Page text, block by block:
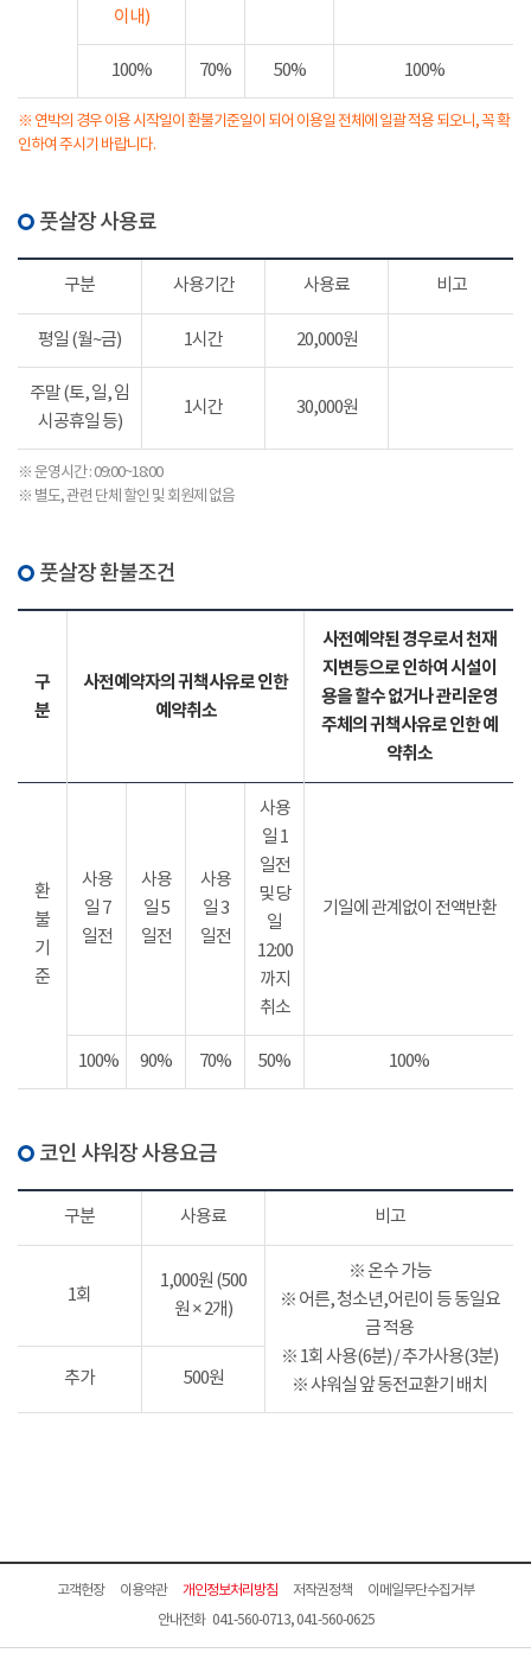
이내)
100% 70% 50% 100%
※ 연박의 경우 이용 시작일이 환불기준일이 되어 이용일 전체에 일괄 적용 되오니, 꼭 확
인하여 주시기 바랍니다.
풋살장 사용료
구분 사용기간 사용료 비고
평일 (월~금) 1시간 20,000원
주말 (토, 일, 임
시공휴일 등)
1시간 30,000원
※ 운영시간 : 09:00~18:00
※ 별도, 관련 단체 할인 및 회원제 없음
풋살장 환불조건
구
분
사전예약자의 귀책사유로 인한
예약취소
사전예약된 경우로서 천재
지변등으로 인하여 시설이
용을 할수 없거나 관리운영
주체의 귀책사유로 인한 예
약취소
환
불
기
준
사용
일 7
일전
사용
일 5
일전
사용
일 3
일전
사용
일 1
일전
및 당
일
12:00
까지
취소
기일에 관계없이 전액반환
100% 90% 70% 50% 100%
코인 샤워장 사용요금
구분 사용료 비고
1회
1,000원 (500
원 × 2개)
※ 온수 가능
※ 어른, 청소년,어린이 등 동일요
금 적용
※ 1회 사용(6분) / 추가사용(3분)
※ 샤워실 앞 동전교환기 배치
추가 500원
고객헌장 이용약관 개인정보처리방침 저작권정책
이메일무단수집거부
안내전화 041-560-0713, 041-560-0625